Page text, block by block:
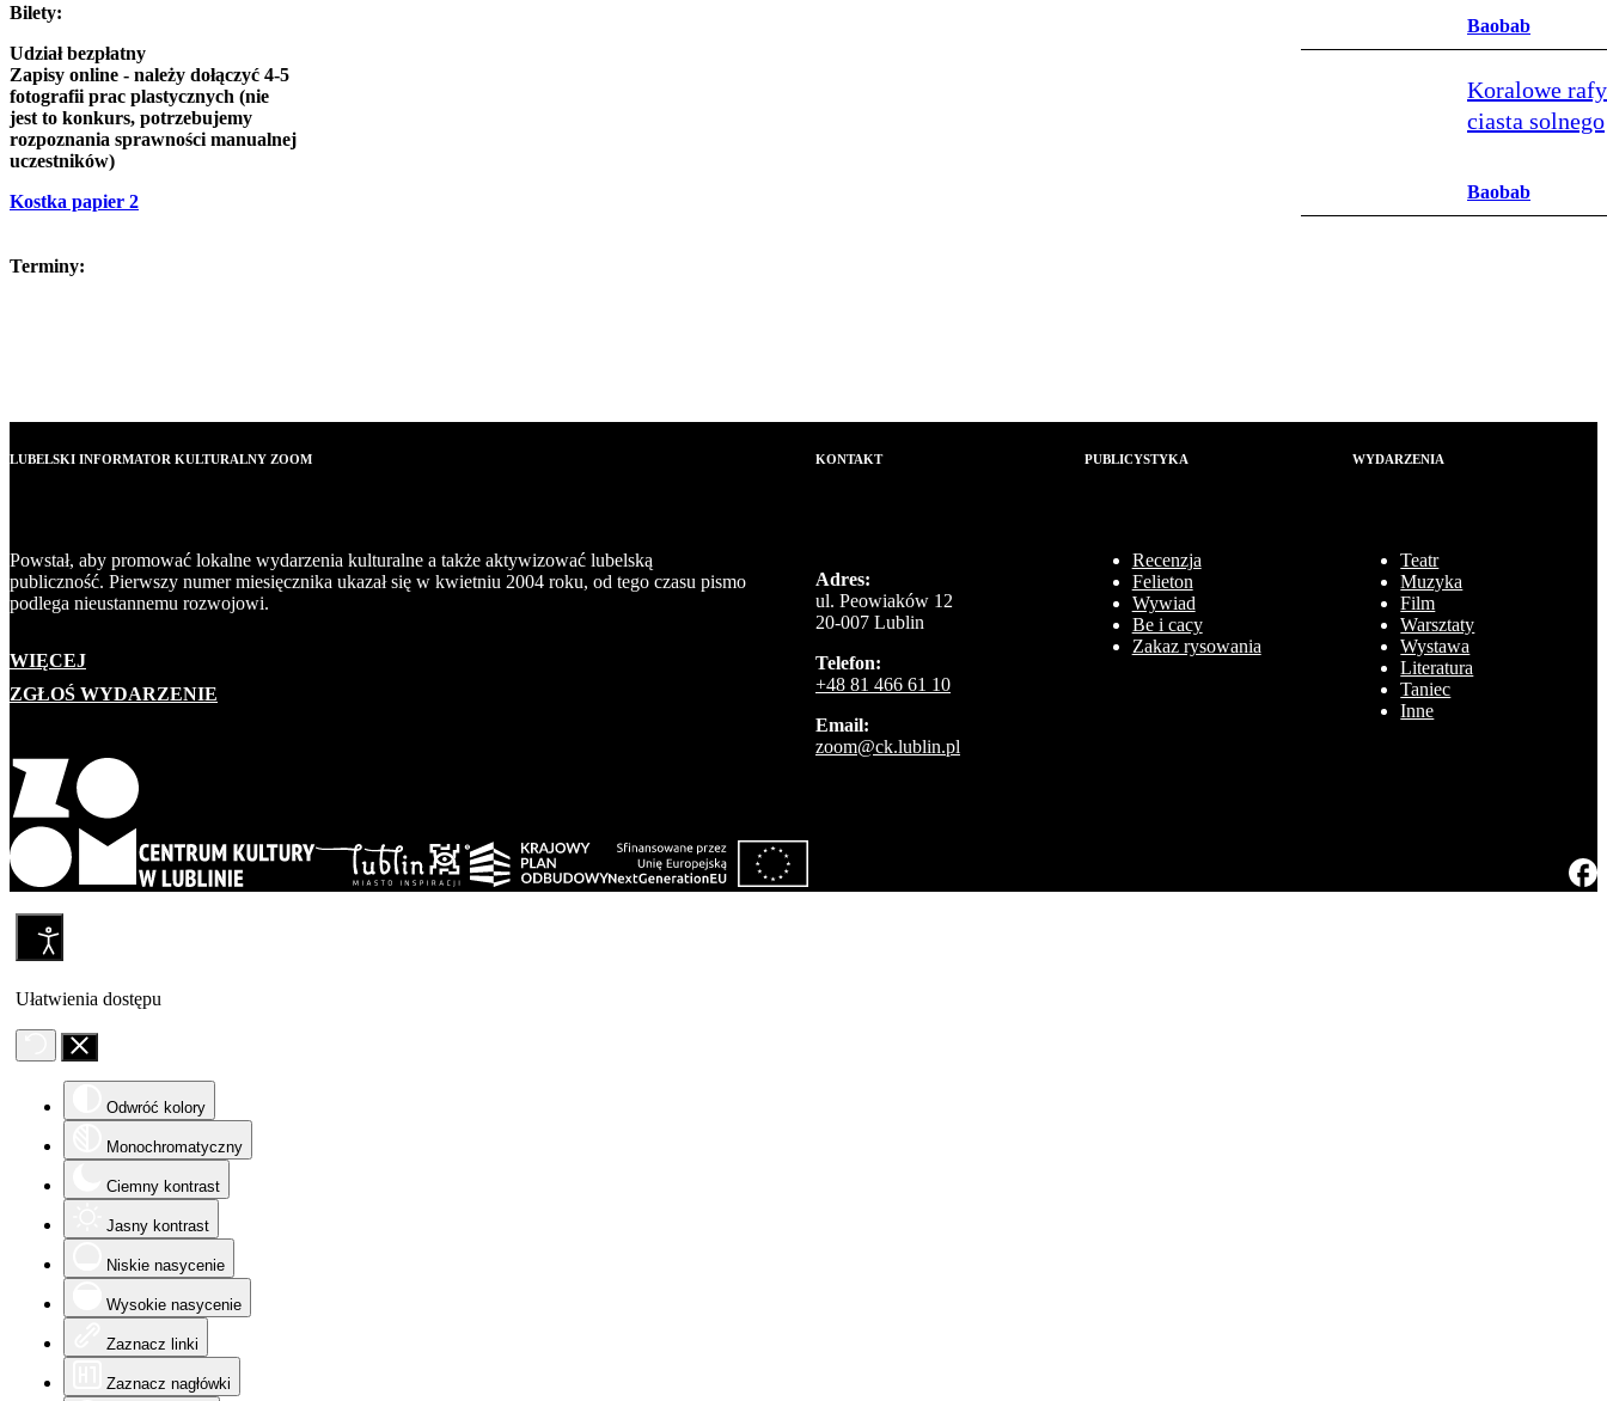
Bilety:
Udział bezpłatny
Zapisy online - należy dołączyć 4-5
fotografii prac plastycznych (nie
jest to konkurs, potrzebujemy
rozpoznania sprawności manualnej
uczestników)
Kostka papier 2
Terminy:
Baobab
Koralowe
ciasta solnego
Baobab
LUBELSKI INFORMATOR KULTURALNY ZOOM
Powstał, aby promować lokalne wydarzenia kulturalne a także aktywizować lubelską
publiczność. Pierwszy numer miesięcznika ukazał się w kwietniu 2004 roku, od tego czasu pismo
podlega nieustannemu rozwojowi.
WIĘCEJ
ZGŁOŚ WYDARZENIE
KONTAKT
Adres:
ul. Peowiaków 12
20-007 Lublin
Telefon:
+48 81 466 61 10
Email:
zoom@ck.lublin.pl
PUBLICYSTYKA
Recenzja
Felieton
Wywiad
Be i cacy
Zakaz rysowania
WYDARZENIA
Teatr
Muzyka
Film
Warsztaty
Wystawa
Literatura
Taniec
Inne
Ułatwienia dostępu
Odwróć kolory
Monochromatyczny
Ciemny kontrast
Jasny kontrast
Niskie nasycenie
Wysokie nasycenie
Zaznacz linki
Zaznacz nagłówki